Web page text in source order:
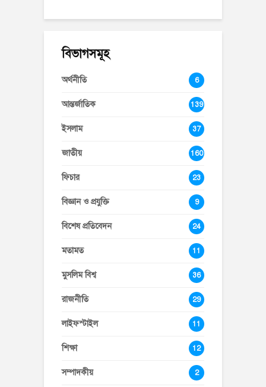
বিভাগসমূহ
অর্থনীতি 6
আন্তর্জাতিক 139
ইসলাম 37
জাতীয় 160
ফিচার 23
বিজ্ঞান ও প্রযুক্তি 9
বিশেষ প্রতিবেদন 24
মতামত 11
মুসলিম বিশ্ব 36
রাজনীতি 29
লাইফস্টাইল 11
শিক্ষা 12
সম্পাদকীয় 2